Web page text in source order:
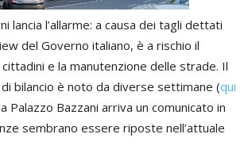
lancia l’allarme: a causa dei tagli dettati
del Governo italiano, è a rischio il
e la manutenzione delle strade. Il
bilancio è noto da diverse settimane (qui
Palazzo Bazzani arriva un comunicato in
sembrano essere riposte nell’attuale